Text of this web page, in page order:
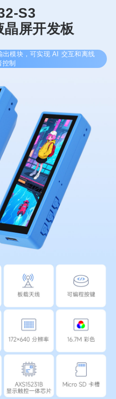
S3
屏开发板
模块，可实现 AI 交互和离线
控制